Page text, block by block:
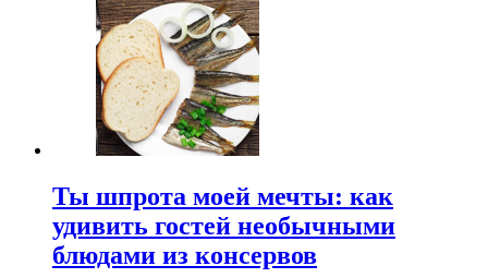
Ты шпрота моей мечты: как
удивить гостей необычными
блюдами из консервов